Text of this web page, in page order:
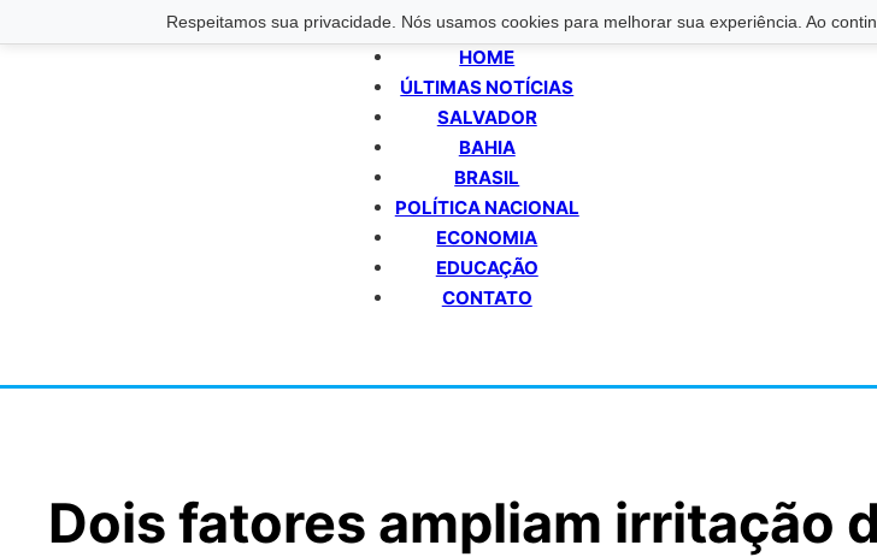
Respeitamos sua privacidade. Nós usamos cookies para melhorar sua experiência. Ao
HOME
ÚLTIMAS NOTÍCIAS
SALVADOR
BAHIA
BRASIL
POLÍTICA NACIONAL
ECONOMIA
EDUCAÇÃO
CONTATO
Dois fatores ampliam irritação